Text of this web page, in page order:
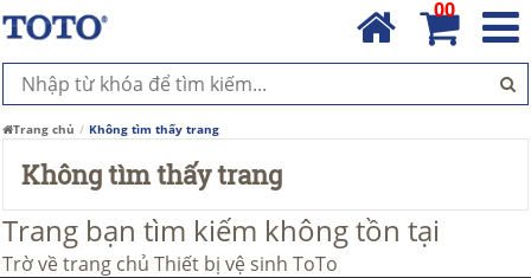
00
Trang chủ Không tìm thấy trang
Không tìm thấy trang
Trang bạn tìm kiếm không tồn tại
Trờ về trang chủ Thiết bị vệ sinh ToTo